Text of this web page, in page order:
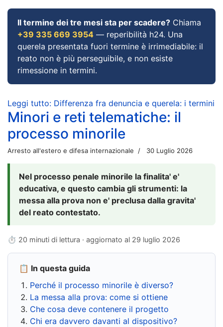
Il termine dei tre mesi sta per scadere? Chiama
+39 335 669 3954 — reperibilità h24. Una
querela presentata fuori termine è irrimediabile: il
reato non è più perseguibile, e non esiste
rimessione in termini.
Leggi tutto: Differenza fra denuncia e querela: i termini
Minori e reti telematiche: il
processo minorile
Arresto all'estero e difesa internazionale 30 Luglio 2026
Nel processo penale minorile la finalita' e'
educativa, e questo cambia gli strumenti: la
messa alla prova non e' preclusa dalla gravita'
del reato contestato.
⏱ 20 minuti di lettura · aggiornato al 29 luglio 2026
📋 In questa guida
Perché il processo minorile è diverso?
La messa alla prova: come si ottiene
Che cosa deve contenere il progetto
Chi era davvero davanti al dispositivo?